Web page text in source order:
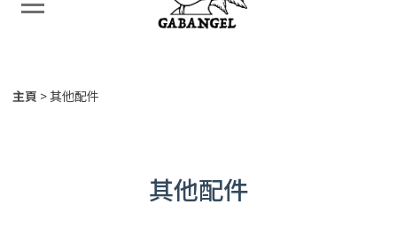
主頁 其他配件
其他配件